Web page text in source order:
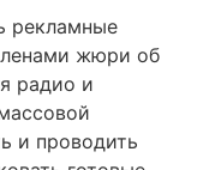
рекламные
жюри об
радио и
и проводить